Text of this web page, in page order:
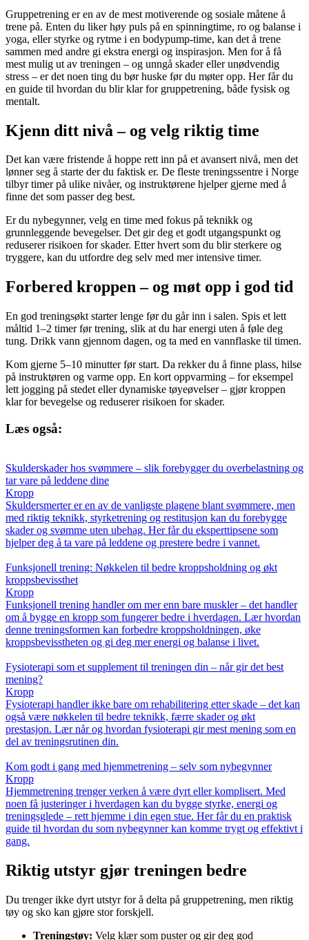
Gruppetrening er en av de mest motiverende og sosiale måtene å
trene på. Enten du liker høy puls på en spinningtime, ro og balanse i
yoga, eller styrke og rytme i en bodypump-time, kan det å trene
sammen med andre gi ekstra energi og inspirasjon. Men for å få
mest mulig ut av treningen – og unngå skader eller unødvendig
stress – er det noen ting du bør huske før du møter opp. Her får du
en guide til hvordan du blir klar for gruppetrening, både fysisk og
mentalt.
Kjenn ditt nivå – og velg riktig time
Det kan være fristende å hoppe rett inn på et avansert nivå, men det
lønner seg å starte der du faktisk er. De fleste treningssentre i Norge
tilbyr timer på ulike nivåer, og instruktørene hjelper gjerne med å
finne det som passer deg best.
Er du nybegynner, velg en time med fokus på teknikk og
grunnleggende bevegelser. Det gir deg et godt utgangspunkt og
reduserer risikoen for skader. Etter hvert som du blir sterkere og
tryggere, kan du utfordre deg selv med mer intensive timer.
Forbered kroppen – og møt opp i god tid
En god treningsøkt starter lenge før du går inn i salen. Spis et lett
måltid 1–2 timer før trening, slik at du har energi uten å føle deg
tung. Drikk vann gjennom dagen, og ta med en vannflaske til timen.
Kom gjerne 5–10 minutter før start. Da rekker du å finne plass, hilse
på instruktøren og varme opp. En kort oppvarming – for eksempel
lett jogging på stedet eller dynamiske tøyeøvelser – gjør kroppen
klar for bevegelse og reduserer risikoen for skader.
Læs også:
Skulderskader hos svømmere – slik forebygger du overbelastning og
tar vare på leddene dine
Kropp
Skuldersmerter er en av de vanligste plagene blant svømmere, men
med riktig teknikk, styrketrening og restitusjon kan du forebygge
skader og svømme uten ubehag. Her får du eksperttipsene som
hjelper deg å ta vare på leddene og prestere bedre i vannet.
Funksjonell trening: Nøkkelen til bedre kroppsholdning og økt
kroppsbevissthet
Kropp
Funksjonell trening handler om mer enn bare muskler – det handler
om å bygge en kropp som fungerer bedre i hverdagen. Lær hvordan
denne treningsformen kan forbedre kroppsholdningen, øke
kroppsbevisstheten og gi deg mer energi og balanse i livet.
Fysioterapi som et supplement til treningen din – når gir det best
mening?
Kropp
Fysioterapi handler ikke bare om rehabilitering etter skade – det kan
også være nøkkelen til bedre teknikk, færre skader og økt
prestasjon. Lær når og hvordan fysioterapi gir mest mening som en
del av treningsrutinen din.
Kom godt i gang med hjemmetrening – selv som nybegynner
Kropp
Hjemmetrening trenger verken å være dyrt eller komplisert. Med
noen få justeringer i hverdagen kan du bygge styrke, energi og
treningsglede – rett hjemme i din egen stue. Her får du en praktisk
guide til hvordan du som nybegynner kan komme trygt og effektivt i
gang.
Riktig utstyr gjør treningen bedre
Du trenger ikke dyrt utstyr for å delta på gruppetrening, men riktig
tøy og sko kan gjøre stor forskjell.
Treningstøy: Velg klær som puster og gir deg god